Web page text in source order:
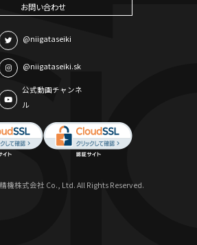
お問い合わせ
@niigataseiki
@niigataseiki.sk
公式動画チャンネ
ル
機株式会社 Co., Ltd. All Rights Reserved.